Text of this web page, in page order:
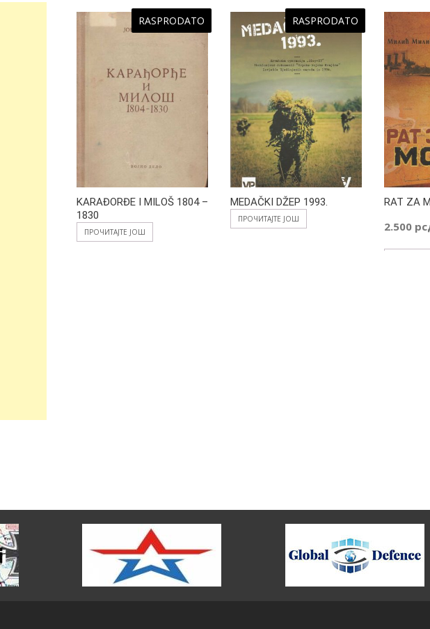
RASPRODATO
KARAĐORĐE I MILOŠ 1804 –
1830
ПРОЧИТАЈТЕ ЈОШ
RASPRODATO
MEDAČKI DŽEP 1993.
ПРОЧИТАЈТЕ ЈОШ
RAT ZA
2.500